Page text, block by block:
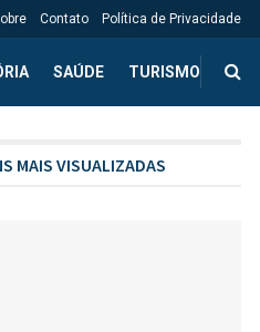
Contato Política de Privacidade
SAÚDE TURISMO
MAIS VISUALIZADAS